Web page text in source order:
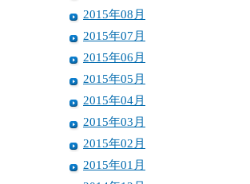
2015年08月
2015年07月
2015年06月
2015年05月
2015年04月
2015年03月
2015年02月
2015年01月